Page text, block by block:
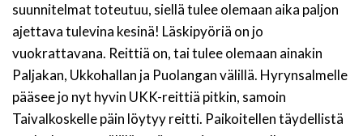
suunnitelmat toteutuu, siellä tulee olemaan aika paljon
ajettava tulevina kesinä! Läskipyöriä on jo
vuokrattavana. Reittiä on, tai tulee olemaan ainakin
Paljakan, Ukkohallan ja Puolangan välillä. Hyrynsalmelle
pääsee jo nyt hyvin UKK-reittiä pitkin, samoin
Taivalkoskelle päin löytyy reitti. Paikoitellen täydellistä